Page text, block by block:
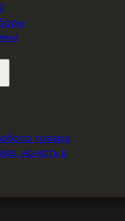
товара,
но есть в
Я хочу, чтобы
меня по